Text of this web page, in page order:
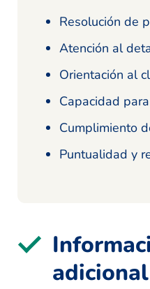
Resolución de
Atención al
Orientación al
Capacidad
Cumplimiento
Puntualidad y
adicional